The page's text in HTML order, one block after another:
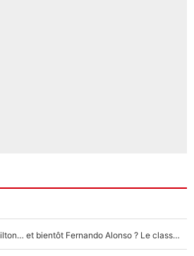
Max Verstappen, Lewis Hamilton… et bientôt Fernando Alonso ? Le classement des pilotes les mieux payés en Formule 1 risque de changer !